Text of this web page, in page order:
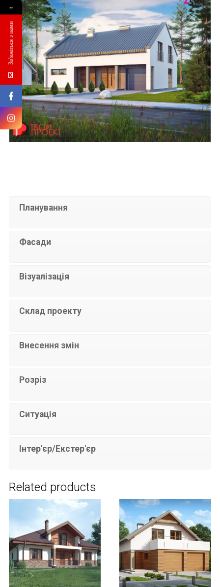
Планування
Фасади
Візуалізація
Склад проекту
Внесення змін
Розріз
Ситуація
Інтер'єр/Екстер'єр
Related products
←
Зв'яжіться з нами